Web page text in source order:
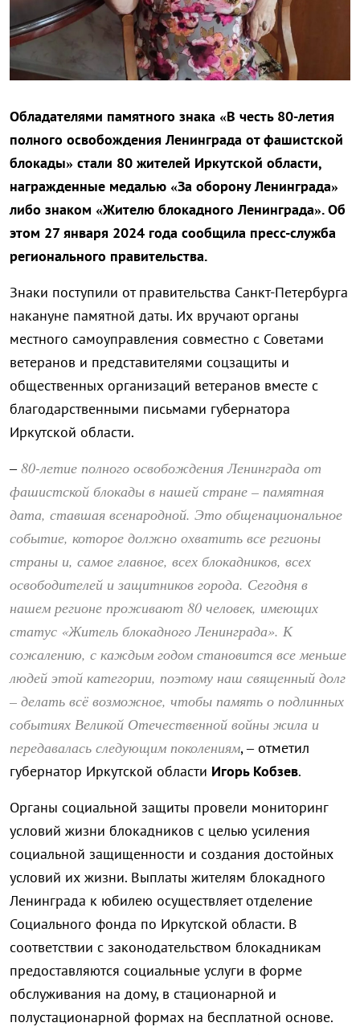
Обладателями памятного знака «В честь 80-летия
полного освобождения Ленинграда от фашистской
блокады» стали 80 жителей Иркутской области,
награжденные медалью «За оборону Ленинграда»
либо знаком «Жителю блокадного Ленинграда». Об
этом 27 января 2024 года сообщила пресс-служба
регионального правительства.
Знаки поступили от правительства Санкт-Петербурга
накануне памятной даты. Их вручают органы
местного самоуправления совместно с Советами
ветеранов и представителями соцзащиты и
общественных организаций ветеранов вместе с
благодарственными письмами губернатора
Иркутской области.
–80-летие полного освобождения Ленинграда от
фашистской блокады в нашей стране – памятная
дата, ставшая всенародной. Это общенациональное
событие, которое должно охватить все регионы
страны и, самое главное, всех блокадников, всех
освободителей и защитников города. Сегодня в
нашем регионе проживают 80 человек, имеющих
статус «Житель блокадного Ленинграда». К
сожалению, с каждым годом становится все меньше
людей этой категории, поэтому наш священный долг
– делать всё возможное, чтобы память о подлинных
событиях Великой Отечественной войны жила и
передавалась следующим поколениям, – отметил
губернатор Иркутской области Игорь Кобзев.
Органы социальной защиты провели мониторинг
условий жизни блокадников с целью усиления
социальной защищенности и создания достойных
условий их жизни. Выплаты жителям блокадного
Ленинграда к юбилею осуществляет отделение
Социального фонда по Иркутской области. В
соответствии с законодательством блокадникам
предоставляются социальные услуги в форме
обслуживания на дому, в стационарной и
полустационарной формах на бесплатной основе.